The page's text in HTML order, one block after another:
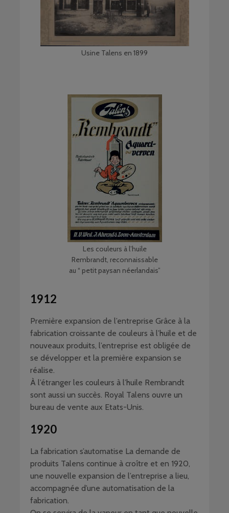
Usine Talens en 1899
Les couleurs à l’huile
Rembrandt, reconnaissable
au “ petit paysan néerlandais”
1912
Première expansion de l’entreprise Grâce à la
fabrication croissante de couleurs à l’huile et de
nouveaux produits, l’entreprise est obligée de
se développer et la première expansion se
réalise.
À l’étranger les couleurs à l’huile Rembrandt
sont aussi un succès. Royal Talens ouvre un
bureau de vente aux Etats-Unis.
1920
La fabrication s’automatise La demande de
produits Talens continue à croître et en 1920,
une nouvelle expansion de l’entreprise a lieu,
accompagnée d’une automatisation de la
fabrication.